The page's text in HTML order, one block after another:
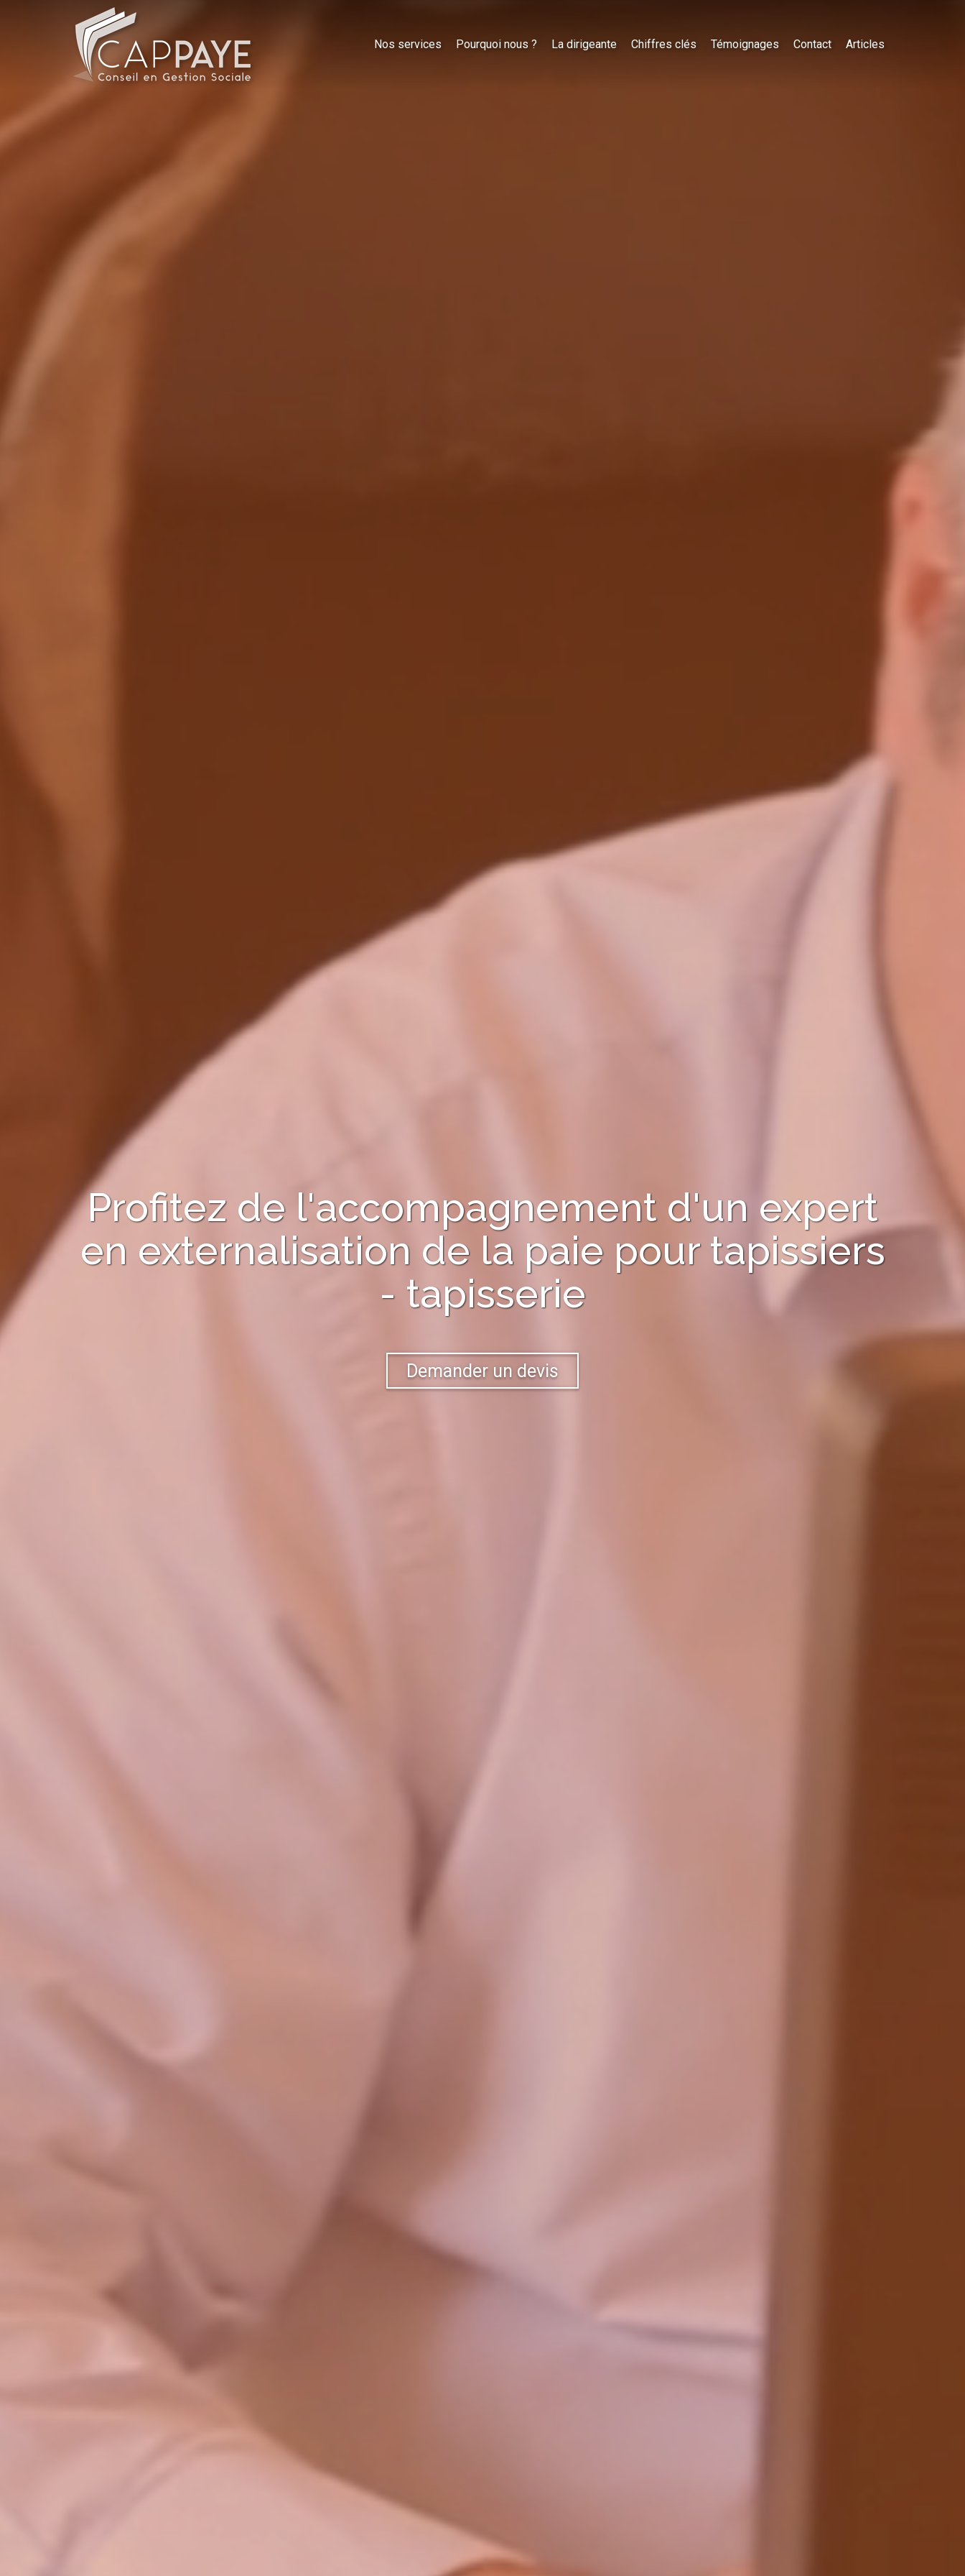
Nos services Pourquoi nous ? La dirigeante Chiffres clés Témoignages Contact Articles
Profitez de l'accompagnement d'un expert
en externalisation de la paiepour tapissiers
- tapisserie
Demander un devis